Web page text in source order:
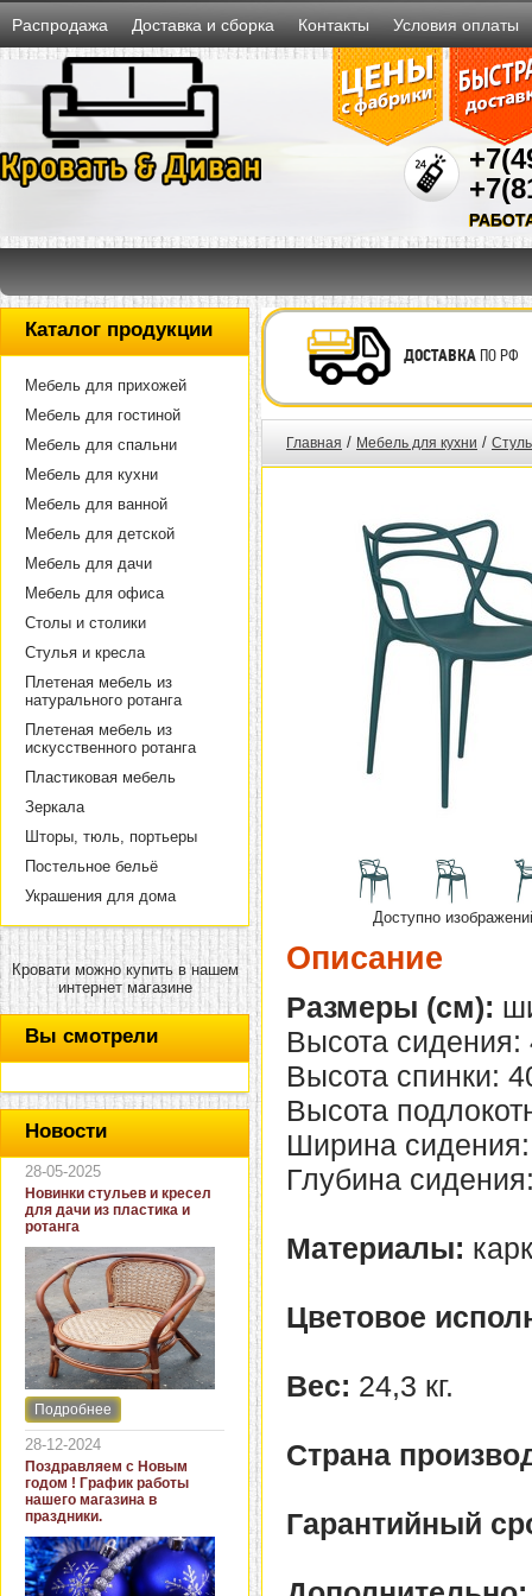
Распродажа Доставка и сборка Контакты Условия оплаты
Каталог продукции
Мебель для прихожей
Мебель для гостиной
Мебель для спальни
Мебель для кухни
Мебель для ванной
Мебель для детской
Мебель для дачи
Мебель для офиса
Столы и столики
Стулья и кресла
Плетеная мебель из
натурального ротанга
Плетеная мебель из
искусственного ротанга
Пластиковая мебель
Зеркала
Шторы, тюль, портьеры
Постельное бельё
Украшения для дома
Кровати можно купить в нашем
интернет магазине
Вы смотрели
Новости
28-05-2025
Новинки стульев и кресел
для дачи из пластика и
ротанга
Интернет-магазин "Кровать
и диван" представляет
новинки стульев и кресел
для дачи. В ассортименте
представлены как
бюджетные модели из
пластика для дачи, так и
кресла для загородных
домов из натурального и
искусственного ротанга.
Подробнее
28-12-2024
Поздравляем с Новым
годом ! График работы
нашего магазина в
праздники.
ДОСТАВКАПО РФ
Главная / Мебель для кухни /
Доступно
Описание
Размеры (см):
Высота сидения:
Высота спинки:
Высота
Ширина
Глубина
Материалы:
Цветовое
Вес: 24,3 кг.
Страна
Гарантийный